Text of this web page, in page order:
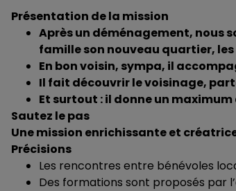
Présentation de la mission
Après un déménagement, nous
famille son nouveau quartier,
En bon voisin, sympa, il
Il fait découvrir le voisinage,
Et surtout : il donne un
Sautez le pas
Une mission enrichissante et
Précisions
Les rencontres entre bénévoles
Des formations sont proposés par